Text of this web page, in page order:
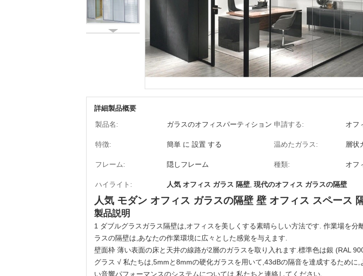
詳細製品概要
製品名:
ガラスのオフィスパーティション 申請する: オフ
特徴: 簡単 に 設置 する 温めたガラス: 層状
フレーム: 隠しフレーム 種類: オフ
ハイライト: 人気 オフィス ガラス 隔壁 現代のオフィス ガラスの隔壁
人気 モダン オフィス ガラスの隔壁 壁 オフィス スペース
製品説明
1 ダブルグラスガラス隔壁は,オフィスを美しくする素晴らしい方法です. 作業場を
ラスの隔壁は,あなたの作業環境に広々とした感覚を与えます.
壁面枠 薄い表面の床と天井の線路が2層のガラスを取り入れます.標準色は銀 (RAL
グラス √ 私たちは,5mmと8mmの硬化ガラスを用いて,43dBの隔音を達成するため
い音響パフォーマンスのシステムについては,私たちと連絡してください.